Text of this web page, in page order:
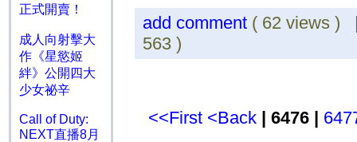
正式開賣！
成人向射擊大
作《星慾姬
絆》公開四大
少女祕辛
Call of Duty:
NEXT直播8月
add comment ( 62 views
563 )
<<First <Back | 6476 |